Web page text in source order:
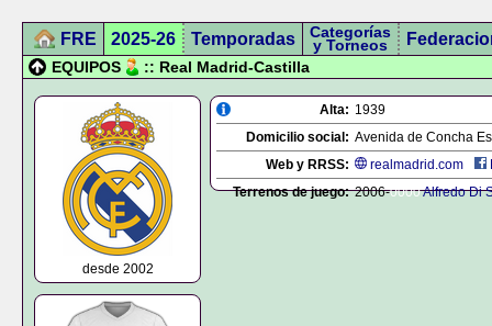
FRE 2025-26 Temporadas Categorías
y Torneos
EQUIPOS :: Real Madrid-Castilla
desde 2002
Alta: 1939
Domicilio social: Avenida de Concha
Web y RRSS:
realmadrid.com
Terrenos de juego: 2006-0000Alfredo Di